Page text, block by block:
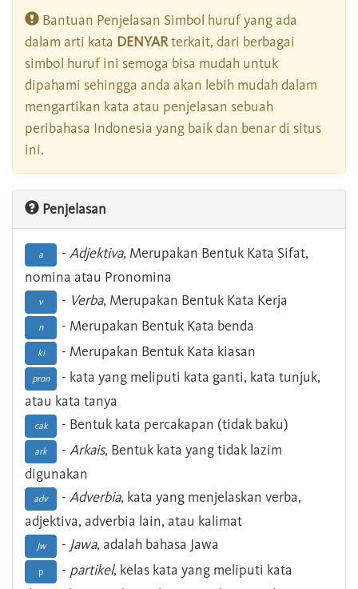
Bantuan Penjelasan Simbol huruf yang ada
dalam arti kata DENYARterkait, dari berbagai
simbol huruf ini semoga bisa mudah untuk
dipahami sehingga anda akan lebih mudah dalam
mengartikan kata atau penjelasan sebuah
peribahasa Indonesia yang baik dan benar di situs
ini.
Penjelasan
a - Adjektiva, Merupakan Bentuk Kata Sifat,
nomina atau Pronomina
v - Verba, Merupakan Bentuk Kata Kerja
n - Merupakan Bentuk Kata benda
ki - Merupakan Bentuk Kata kiasan
pron
- kata yang meliputi kata ganti, kata tunjuk,
atau kata tanya
cak - Bentuk kata percakapan (tidak baku)
ark - Arkais, Bentuk kata yang tidak lazim
digunakan
adv - Adverbia, kata yang menjelaskan verba,
adjektiva, adverbia lain, atau kalimat
Jw - Jawa, adalah bahasa Jawa
p - partikel, kelas kata yang meliputi kata